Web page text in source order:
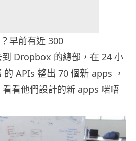
早前有近 300
Dropbox 的總部，在 24 小
APIs 整出 70 個新 apps ，
看他們設計的新 apps 啱唔